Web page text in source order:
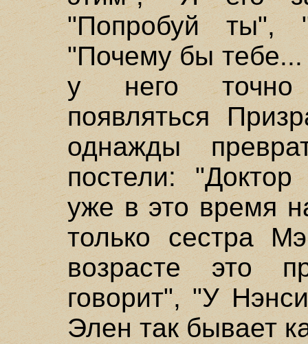
"Попробуй ты",
"Почему бы
у него точно
появляться
однажды
постели:
уже в это время
только сестра
возрасте это
говорит", "У
Элен так бывает